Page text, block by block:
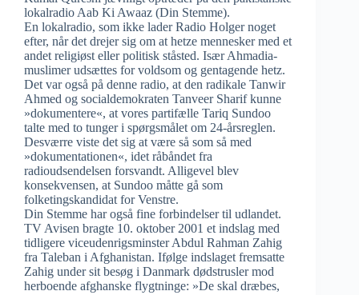
lokalradio Aab Ki Awaaz (Din Stemme).
En lokalradio, som ikke lader Radio Holger noget
efter, når det drejer sig om at hetze mennesker med et
andet religiøst eller politisk ståsted. Især Ahmadia-
muslimer udsættes for voldsom og gentagende hetz.
Det var også på denne radio, at den radikale Tanwir
Ahmed og socialdemokraten Tanveer Sharif kunne
»dokumentere«, at vores partifælle Tariq Sundoo
talte med to tunger i spørgsmålet om 24-årsreglen.
Desværre viste det sig at være så som så med
»dokumentationen«, idet råbåndet fra
radioudsendelsen forsvandt. Alligevel blev
konsekvensen, at Sundoo måtte gå som
folketingskandidat for Venstre.
Din Stemme har også fine forbindelser til udlandet.
TV Avisen bragte 10. oktober 2001 et indslag med
tidligere viceudenrigsminster Abdul Rahman Zahig
fra Taleban i Afghanistan. Ifølge indslaget fremsatte
Zahig under sit besøg i Danmark dødstrusler mod
herboende afghanske flygtninge: »De skal dræbes,